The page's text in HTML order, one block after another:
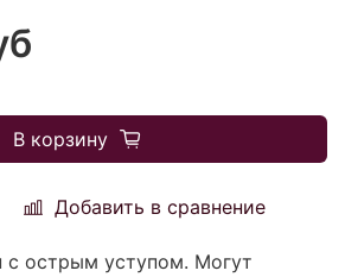
Добавить в сравнение
В корзину
острым уступом. Могут